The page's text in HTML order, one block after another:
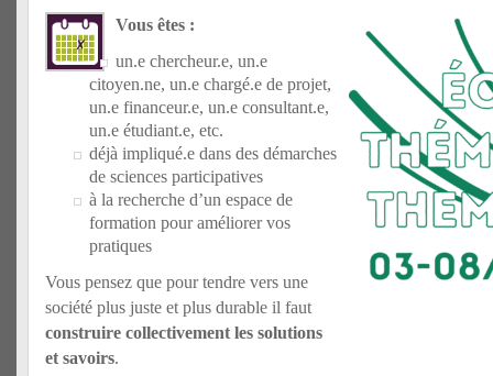
Vous êtes :
un.e chercheur.e, un.e
citoyen.ne, un.e chargé.e de projet,
un.e financeur.e, un.e consultant.e,
un.e étudiant.e, etc.
déjà impliqué.e dans des démarches
de sciences participatives
à la recherche d’un espace de
formation pour améliorer vos
pratiques
Vous pensez que pour tendre vers une
société plus juste et plus durable il faut
construire collectivement les solutions
et savoirs.